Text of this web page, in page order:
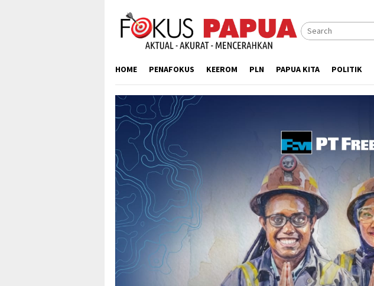
content
HOME PENAFOKUS KEEROM PLN PAPUA KITA POLITIK